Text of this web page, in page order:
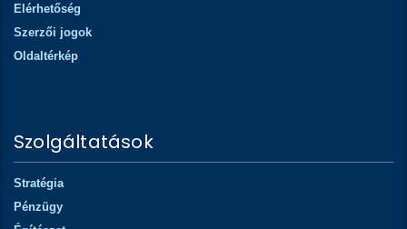
Elérhetőség
Szerzői jogok
Oldaltérkép
Szolgáltatások
Stratégia
Pénzügy